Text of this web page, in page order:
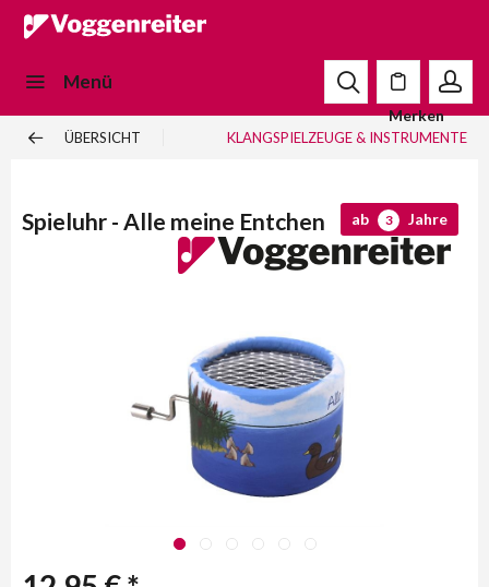
Menü
Merken
ÜBERSICHT KLANGSPIELZEUGE & INSTRUMENTE
Spieluhr - Alle meine Entchen ab 3 Jahre